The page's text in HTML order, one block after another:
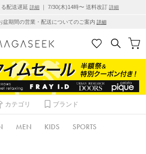
配送遅延 詳細 ｜ 7/30(木)14時〜 送料改訂 詳細
盆期間の営業・配送についてのご案内 詳細
カテゴリ ブランド
MEN KIDS SPORTS